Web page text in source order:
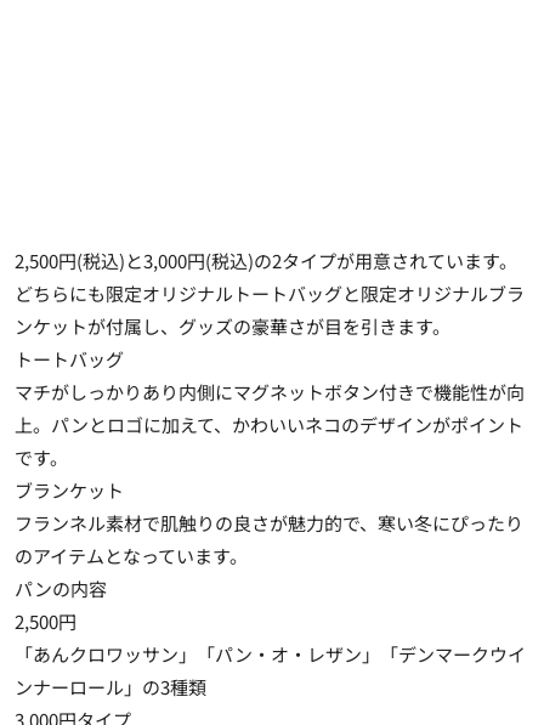
2,500円(税込)と3,000円(税込)の2タイプが用意されています。
どちらにも限定オリジナルトートバッグと限定オリジナルブラ
ンケットが付属し、グッズの豪華さが目を引きます。
トートバッグ
マチがしっかりあり内側にマグネットボタン付きで機能性が向
上。パンとロゴに加えて、かわいいネコのデザインがポイント
です。
ブランケット
フランネル素材で肌触りの良さが魅力的で、寒い冬にぴったり
のアイテムとなっています。
パンの内容
2,500円
「あんクロワッサン」「パン・オ・レザン」「デンマークウイ
ンナーロール」の3種類